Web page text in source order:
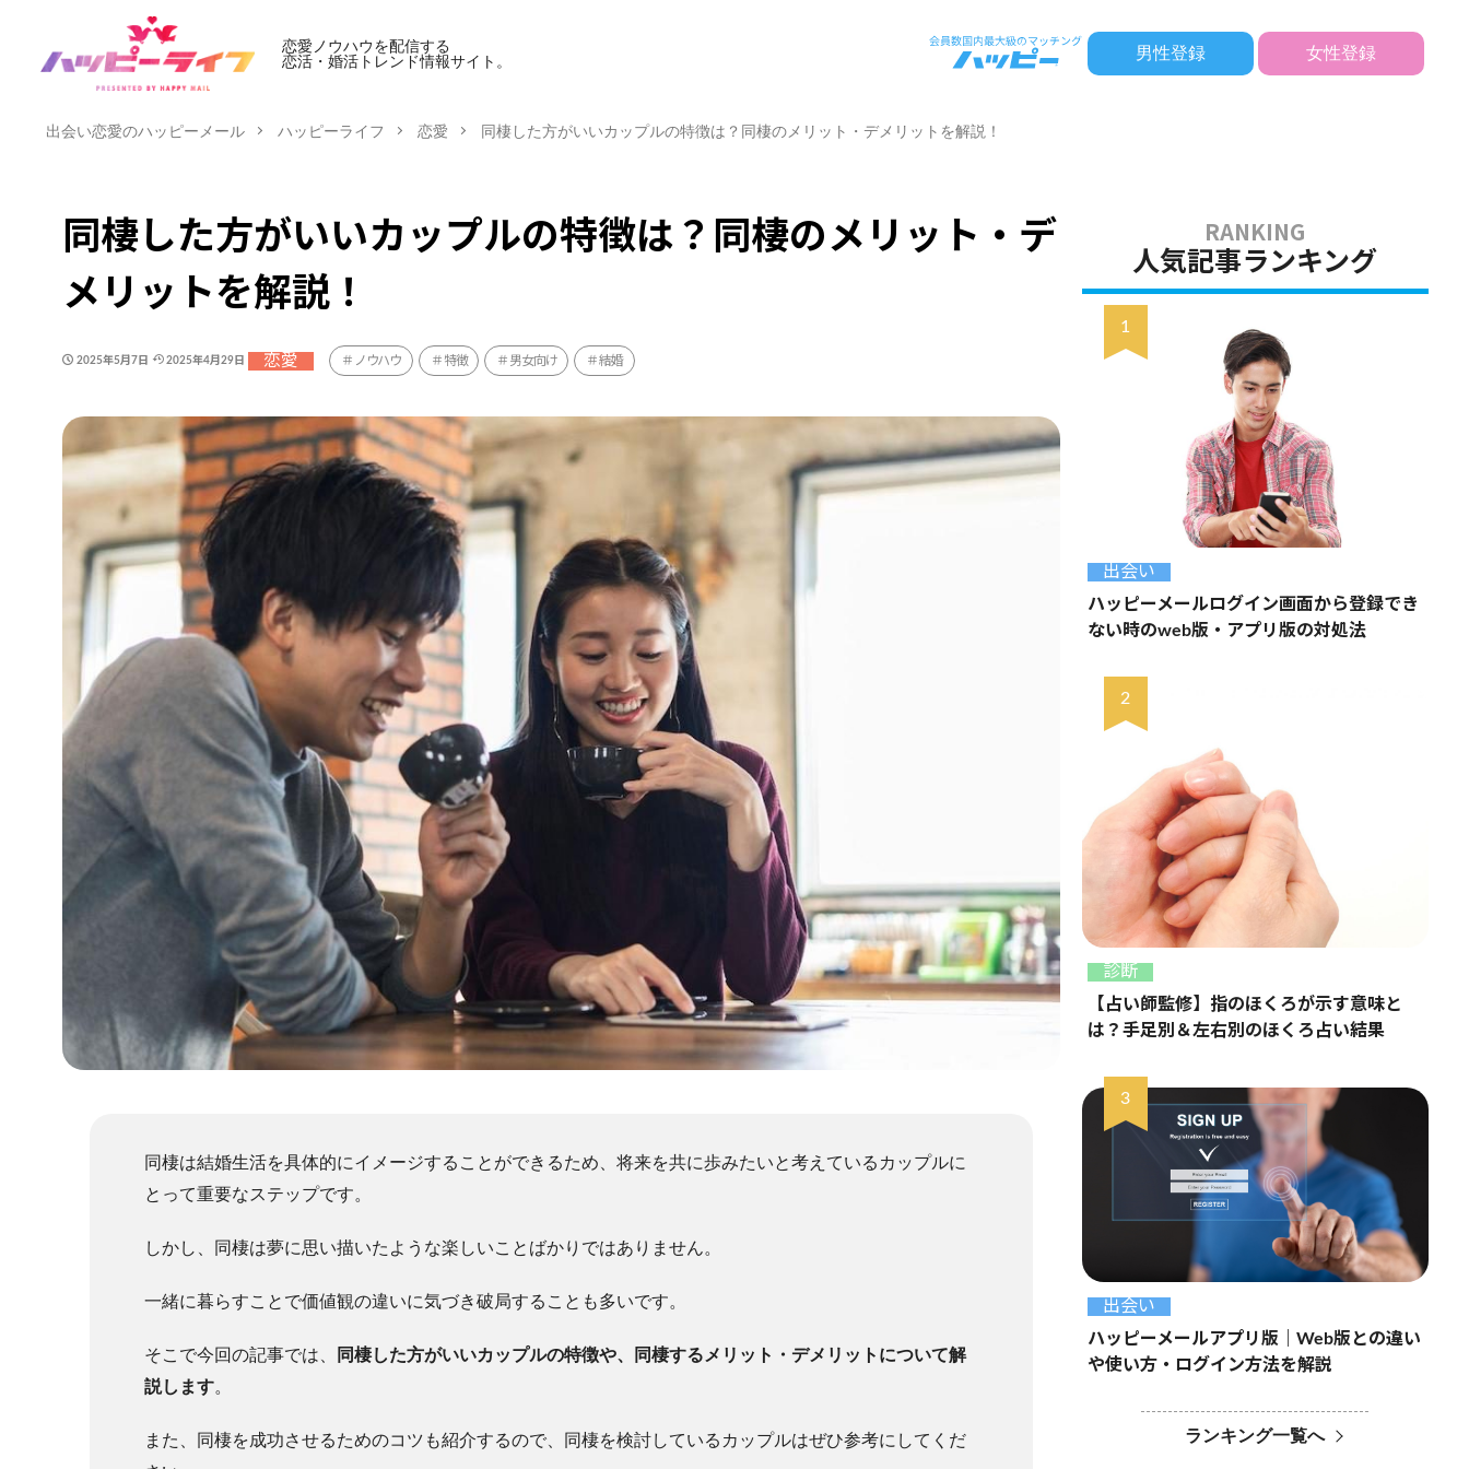
恋愛ノウハウを配信する
恋活・婚活トレンド情報サイト。
男性登録 女性登録
出会い恋愛のハッピーメール ハッピーライフ 恋愛 同棲した方がいいカップルの特徴は？同棲のメリット・デメリットを解説！
同棲した方がいいカップルの特徴は？同棲のメリット・デ
メリットを解説！
2025年5月7日 2025年4月29日 恋愛 ノウハウ 特徴 男女向け 結婚
同棲は結婚生活を具体的にイメージすることができるため、将来を共に歩みたいと考えているカップルに
とって重要なステップです。
しかし、同棲は夢に思い描いたような楽しいことばかりではありません。
一緒に暮らすことで価値観の違いに気づき破局することも多いです。
そこで今回の記事では、
同棲した方がいいカップルの特徴や、同棲するメリット・デメリットについて解
説します。
また、同棲を成功させるためのコツも紹介するので、同棲を検討しているカップルはぜひ参考にしてくだ
人気記事ランキング
出会い
ハッピーメールログイン画面から登録でき
ない時のweb版・アプリ版の対処法
診断
【占い師監修】指のほくろが示す意味と
は？手足別＆左右別のほくろ占い結果
出会い
ハッピーメールアプリ版｜Web版との違い
や使い方・ログイン方法を解説
ランキング一覧へ